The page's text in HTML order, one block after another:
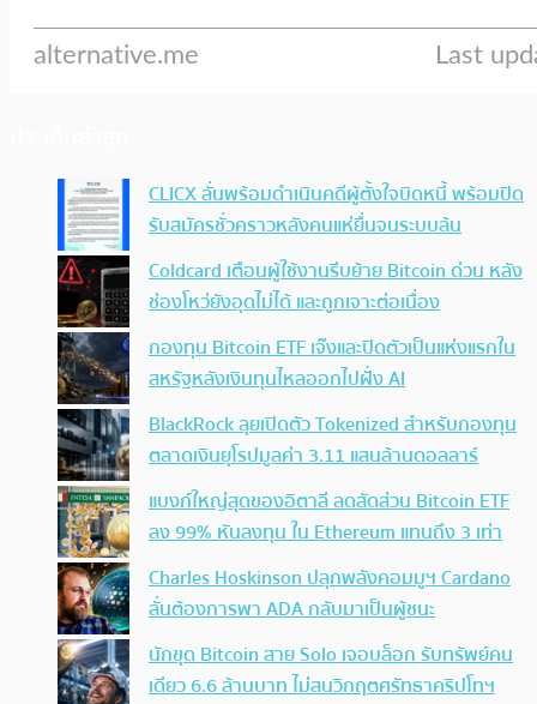
CLICX ลั่นพร้อมดำเนินคดีผู้ตั้งใจบิดหนี้ พร้อมปิด
รับสมัครชั่วคราวหลังคนแห่ยื่นจนระบบล้น
Coldcard เตือนผู้ใช้งานรีบย้าย Bitcoin ด่วน หลัง
ช่องโหว่ยังอุดไม่ได้ และถูกเจาะต่อเนื่อง
กองทุน Bitcoin ETF เจ๊งและปิดตัวเป็นแห่งแรกใน
สหรัฐหลังเงินทุนไหลออกไปฝั่ง AI
BlackRock ลุยเปิดตัว Tokenized สำหรับกองทุน
ตลาดเงินยุโรปมูลค่า 3.11 แสนล้านดอลลาร์
แบงก์ใหญ่สุดของอิตาลี ลดสัดส่วน Bitcoin ETF
ลง 99% หันลงทุน ใน Ethereum แทนถึง 3 เท่า
Charles Hoskinson ปลุกพลังคอมมูฯ Cardano
ลั่นต้องการพา ADA กลับมาเป็นผู้ชนะ
นักขุด Bitcoin สาย Solo เจอบล็อก รับทรัพย์คน
เดียว 6.6 ล้านบาท ไม่สนวิกฤตศรัทธาคริปโทฯ